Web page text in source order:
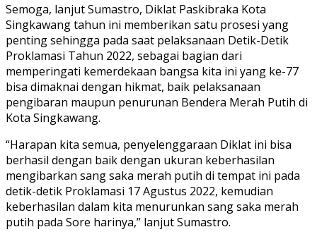
Semoga, lanjut Sumastro, Diklat Paskibraka Kota
Singkawang tahun ini memberikan satu prosesi yang
penting sehingga pada saat pelaksanaan Detik-Detik
Proklamasi Tahun 2022, sebagai bagian dari
memperingati kemerdekaan bangsa kita ini yang ke-77
bisa dimaknai dengan hikmat, baik pelaksanaan
pengibaran maupun penurunan Bendera Merah Putih di
Kota Singkawang.
“Harapan kita semua, penyelenggaraan Diklat ini bisa
berhasil dengan baik dengan ukuran keberhasilan
mengibarkan sang saka merah putih di tempat ini pada
detik-detik Proklamasi 17 Agustus 2022, kemudian
keberhasilan dalam kita menurunkan sang saka merah
putih pada Sore harinya,” lanjut Sumastro.